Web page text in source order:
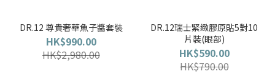
DR.12 尊貴奢華魚子醬套裝
HK$990.00
HK$2,980.00
DR.12瑞士緊緻膠原貼5對10
片裝(眼部)
HK$590.00
HK$790.00